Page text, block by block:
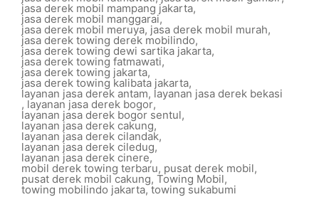
jasa derek mobil mampang jakarta,
jasa derek mobil manggarai,
jasa derek mobil meruya, jasa derek mobil murah,
jasa derek towing derek mobilindo,
jasa derek towing dewi sartika jakarta,
jasa derek towing fatmawati,
jasa derek towing jakarta,
jasa derek towing kalibata jakarta,
layanan jasa derek antam, layanan jasa derek bekasi
, layanan jasa derek bogor,
layanan jasa derek bogor sentul,
layanan jasa derek cakung,
layanan jasa derek cilandak,
layanan jasa derek ciledug,
layanan jasa derek cinere,
mobil derek towing terbaru, pusat derek mobil,
pusat derek mobil cakung, Towing Mobil,
towing mobilindo jakarta,towing sukabumi